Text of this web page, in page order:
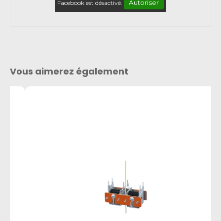
Facebook est désactivé. Autoriser
Vous aimerez également